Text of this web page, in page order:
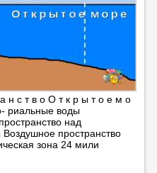
н с т в о О т к р ы т о е м о
риальные воды
над
Воздушное пространство
зона 24 мили